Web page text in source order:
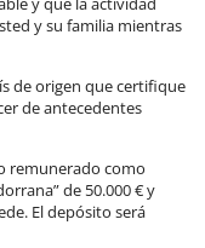
y su familia mientras
de origen que certifique
de antecedentes
remunerado como
de 50.000 € y
El depósito será